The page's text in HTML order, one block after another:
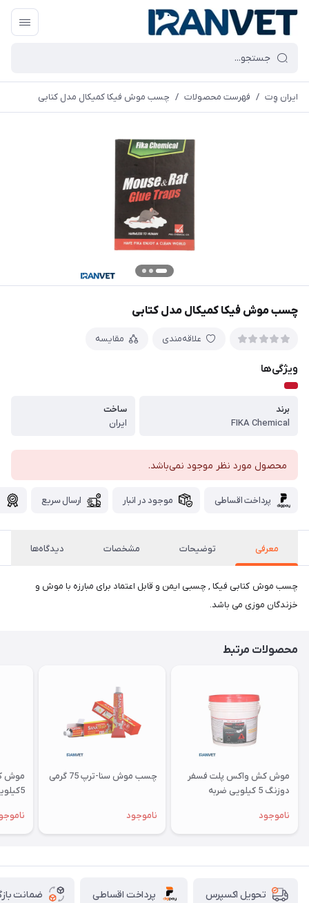
ایران وِت / فهرست محصولات / چسب موش فیکا کمیکال مدل کتابی
چسب موش فیکا کمیکال مدل کتابی
علاقه‌مندی مقایسه
ویژگی‌ها
برند
FIKA Chemical
ساخت
ایران
محصول مورد نظر موجود نمی‌باشد.
پرداخت اقساطی موجود در انبار ارسال سریع
معرفی توضیحات مشخصات دیدگاه‌ها
چسب موش کتابی فیکا , چسبی ایمن و قابل اعتماد برای مبارزه با موش و
خزندگان موزی می باشد.
محصولات مرتبط
موش کش واکس پلت فسفر
دوزنگ 5 کیلویی ضربه
ناموجود
چسب موش سنا-ترپ 75 گرمی
ناموجود
موش
5کیلویی ضربه
تحویل اکسپرس پرداخت اقساطی ضمانت